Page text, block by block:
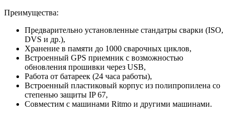
Преимущества:
Предварительно установленные стандатры сварки (ISO,
DVS и др.),
Хранение в памяти до 1000 сварочных циклов,
Встроенный GPS приемник с возможностью
обновления прошивки через USB,
Работа от батареек (24 часа работы),
Встроенный пластиковый корпус из полипропилена со
степенью защиты IP 67,
Совместим с машинами Ritmo и другими машинами.